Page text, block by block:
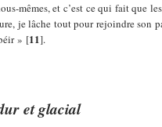
mêmes, et c’est ce qui fait que
je lâche tout pour rejoindre son
» [11].
et glacial